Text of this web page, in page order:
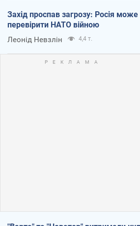
Захід проспав загрозу: Росія може
перевірити НАТО війною
Леонід Невзлін 4,4 т.